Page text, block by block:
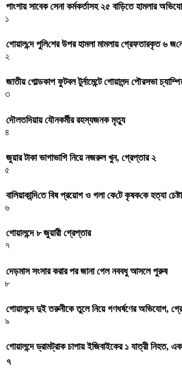
পাংশায় সাবেক সেনা কর্মকর্তাসহ ২৫ বাড়িতে হামলার
১
গোয়াল‌ন্দে পু‌লি‌শের উপর হামলা মামলায় গ্রেফতারকৃত ৬
২
জাতীয় গোল্ডকাপ ফুটবল টুর্নামেন্টে গোয়ালন্দ পৌরসভা
৩
দৌলতদিয়ায় যৌনকর্মীর রহস্যজনক মৃত্যু
৪
জুয়ার টাকা ভাগাভাগি নিয়ে নজরুল খুন, গ্রেপ্তার ২
৫
বা‌লিয়াকা‌ন্দি‌তে বিষ প্রয়োগ ও গলা কে‌টে কৃষক‌কে হত্যা
৬
গোয়ালন্দে ৮ জুয়ারী গ্রেপ্তার
৭
দেড়মাস সংসার করার পর জানা গেল নববধু আসলে পুরুষ
৮
গোয়ালন্দে দুই তরুনীকে তুলে নিয়ে গণধর্ষণের অভিযোগ,
৯
গোয়ালন্দে ড্রামট্রাক চাপায় ইজিবাইকের ১ যাত্রী
৭